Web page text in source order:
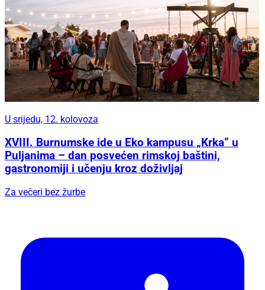
U srijedu, 12. kolovoza
XVIII. Burnumske ide u Eko kampusu „Krka“ u
Puljanima – dan posvećen rimskoj baštini,
gastronomiji i učenju kroz doživljaj
Za večeri bez žurbe